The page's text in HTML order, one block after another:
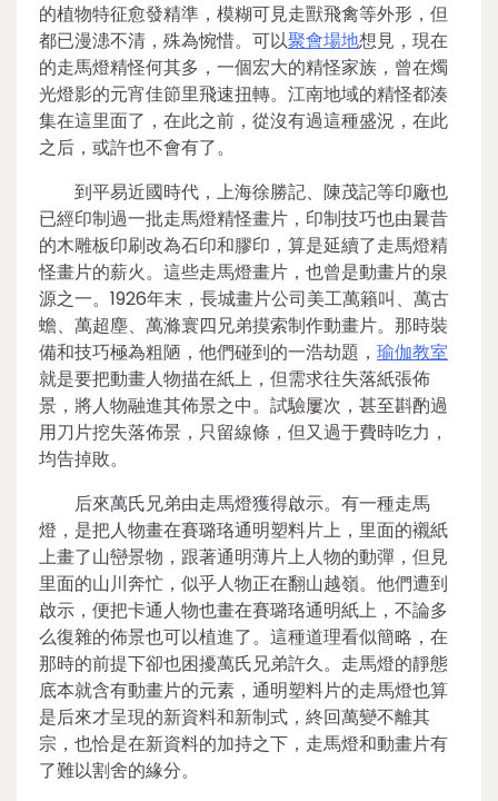
的植物特征愈發精準，模糊可見走獸飛禽等外形，但
都已漫漶不清，殊為惋惜。可以聚會場地想見，現在
的走馬燈精怪何其多，一個宏大的精怪家族，曾在燭
光燈影的元宵佳節里飛速扭轉。江南地域的精怪都湊
集在這里面了，在此之前，從沒有過這種盛況，在此
之后，或許也不會有了。
到平易近國時代，上海徐勝記、陳茂記等印廠也
已經印制過一批走馬燈精怪畫片，印制技巧也由曩昔
的木雕板印刷改為石印和膠印，算是延續了走馬燈精
怪畫片的薪火。這些走馬燈畫片，也曾是動畫片的泉
源之一。1926年末，長城畫片公司美工萬籟叫、萬古
蟾、萬超塵、萬滌寰四兄弟摸索制作動畫片。那時裝
備和技巧極為粗陋，他們碰到的一浩劫題， 瑜伽教室
就是要把動畫人物描在紙上，但需求往失落紙張佈
景，將人物融進其佈景之中。試驗屢次，甚至斟酌過
用刀片挖失落佈景，只留線條，但又過于費時吃力，
均告掉敗。
后來萬氏兄弟由走馬燈獲得啟示。有一種走馬
燈，是把人物畫在賽璐珞通明塑料片上，里面的襯紙
上畫了山巒景物，跟著通明薄片上人物的動彈，但見
里面的山川奔忙，似乎人物正在翻山越嶺。他們遭到
啟示，便把卡通人物也畫在賽璐珞通明紙上，不論多
么復雜的佈景也可以植進了。這種道理看似簡略，在
那時的前提下卻也困擾萬氏兄弟許久。走馬燈的靜態
底本就含有動畫片的元素，通明塑料片的走馬燈也算
是后來才呈現的新資料和新制式，終回萬變不離其
宗，也恰是在新資料的加持之下，走馬燈和動畫片有
了難以割舍的緣分。